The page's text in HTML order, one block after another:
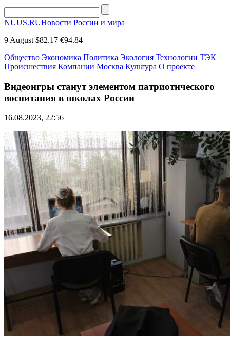
NUUS.RUНовости России и мира
9 August $82.17 €94.84
Общество Экономика Политика Экология Технологии ТЭК
Происшествия Компании Москва Культура О проекте
Видеоигры станут элементом патриотического
воспитания в школах России
16.08.2023, 22:56